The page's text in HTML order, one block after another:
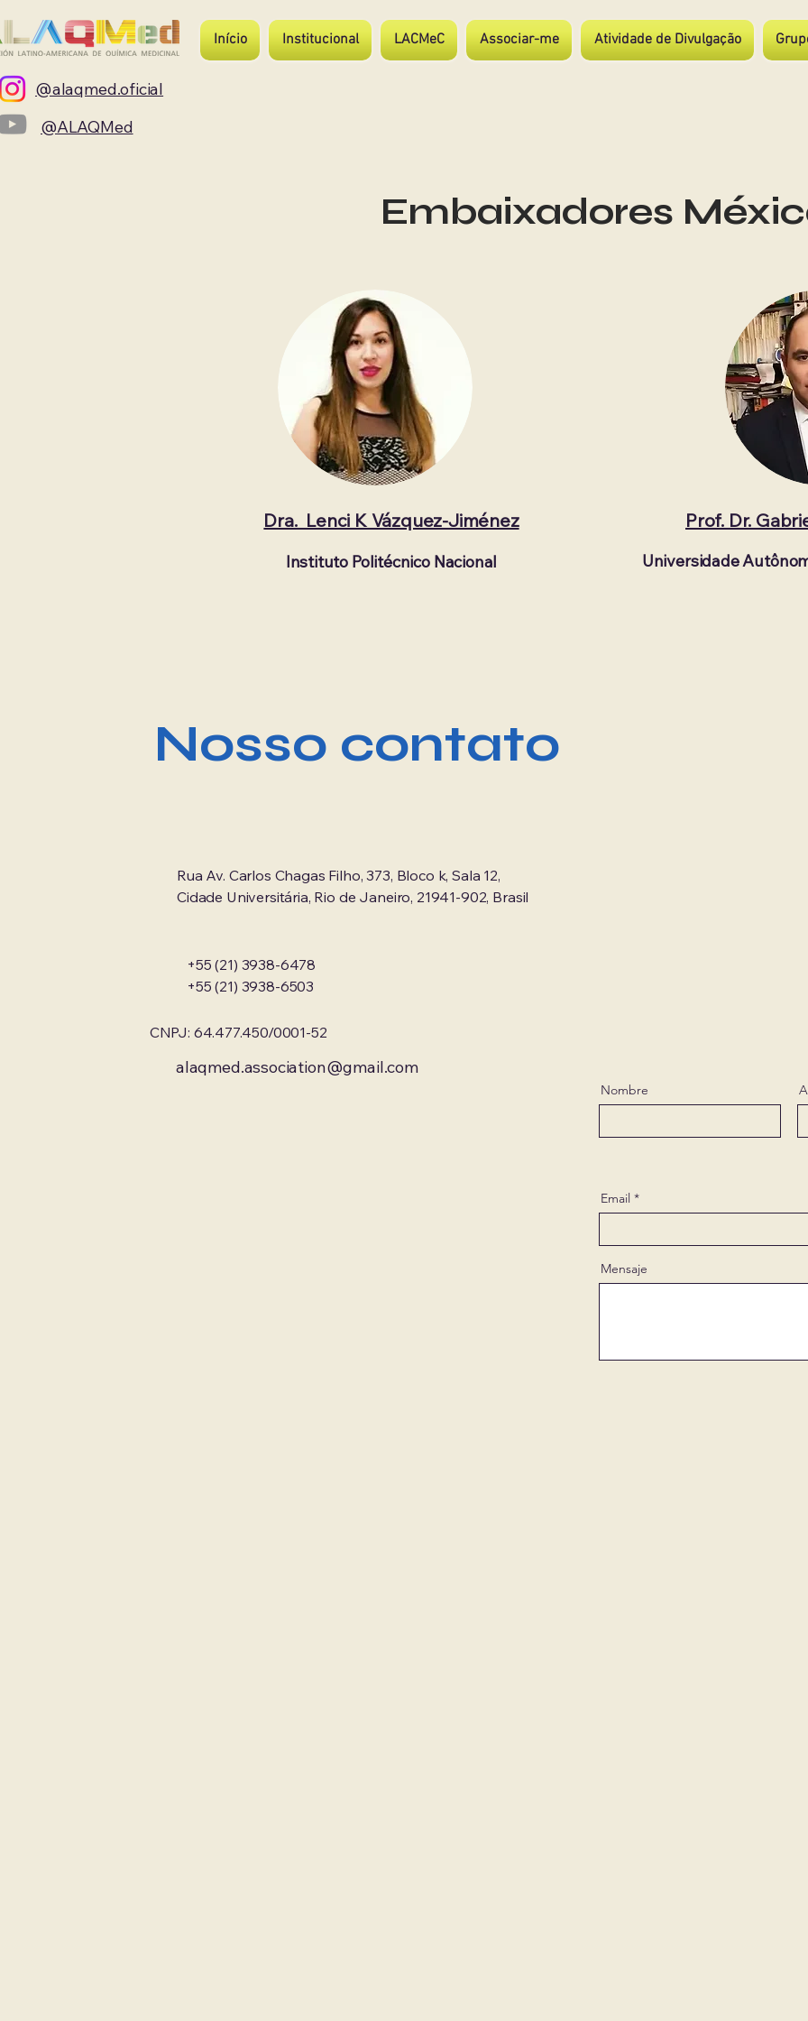
Início Institucional LACMeC Associar-me Atividade de Divulgação
@alaqmed.oficial
@ALAQMed
Embaixadores
Dra. Lenci K Vázquez-Jiménez
Instituto Politécnico Nacional
Prof. Dr.
Universidade
Nosso contato
Rua Av. Carlos Chagas Filho, 373, Bloco k, Sala 12,
Cidade Universitária, Rio de Janeiro, 21941-902, Brasil
+55 (21) 3938-6478
+55 (21) 3938-6503
CNPJ: 64.477.450/0001-52
alaqmed.association@gmail.com
Nombre
Email
Mensaje